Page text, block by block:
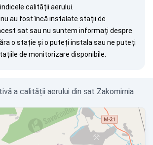
calității aerului.
nu au fost încă instalate stații de
sat sau nu suntem informați despre
o stație și o puteți instala sau ne puteți
de monitorizare disponibile.
a calității aerului din sat Zakomirnia